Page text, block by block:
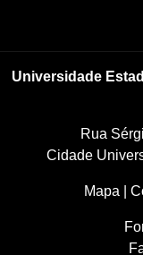
Universidade
Rua
Cidade
Mapa